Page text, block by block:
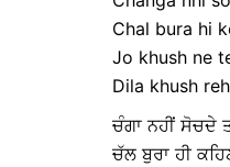
Chal bura hi
Jo khush ne
Dila khush
ਚੰਗਾ ਨਹੀਂ ਸੋਚਦੇ
ਚੱਲ ਬੁਰਾ ਹੀ